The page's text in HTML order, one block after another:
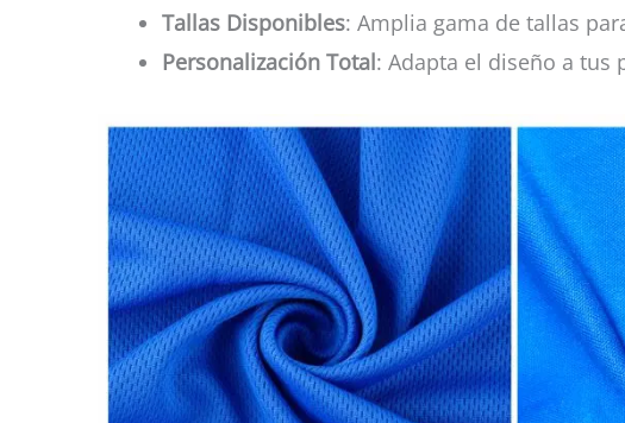
Tallas Disponibles: Amplia gama de tallas
Personalización Total: Adapta el diseño a tus